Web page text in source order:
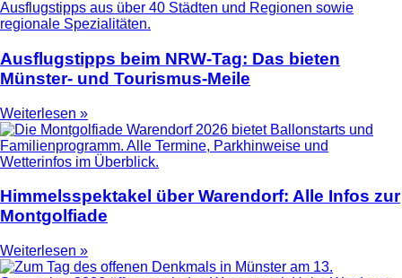
Ausflugstipps beim NRW-Tag: Das bieten
Münster- und Tourismus-Meile
Weiterlesen »
Himmelsspektakel über Warendorf: Alle Infos zur
Montgolfiade
Weiterlesen »